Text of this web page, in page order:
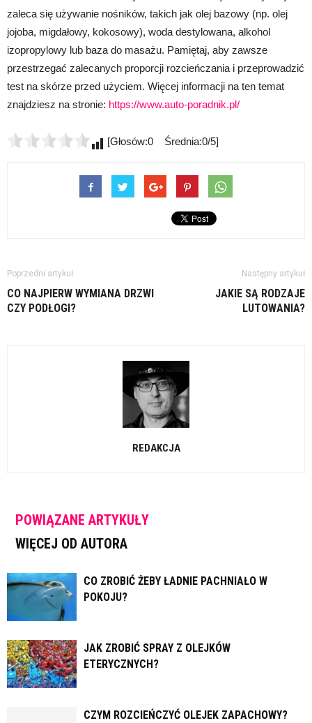
zaleca się używanie nośników, takich jak olej bazowy (np. olej
jojoba, migdałowy, kokosowy), woda destylowana, alkohol
izopropylowy lub baza do masażu. Pamiętaj, aby zawsze
przestrzegać zalecanych proporcji rozcieńczania i przeprowadzić
test na skórze przed użyciem. Więcej informacji na ten temat
znajdziesz na stronie: https://www.auto-poradnik.pl/
[Głosów:0 Średnia:0/5]
Poprzedni artykuł
CO NAJPIERW WYMIANA DRZWI
CZY PODŁOGI?
Następny artykuł
JAKIE SĄ RODZAJE
LUTOWANIA?
REDAKCJA
POWIĄZANE ARTYKUŁY
WIĘCEJ OD AUTORA
CO ZROBIĆ ŻEBY ŁADNIE PACHNIAŁO W
POKOJU?
JAK ZROBIĆ SPRAY Z OLEJKÓW
ETERYCZNYCH?
CZYM ROZCIEŃCZYĆ OLEJEK ZAPACHOWY?